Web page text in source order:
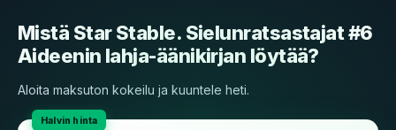
Mistä Star Stable. Sielunratsastajat #6
Aideenin lahja-äänikirjan löytää?
Aloita maksuton kokeilu ja kuuntele heti.